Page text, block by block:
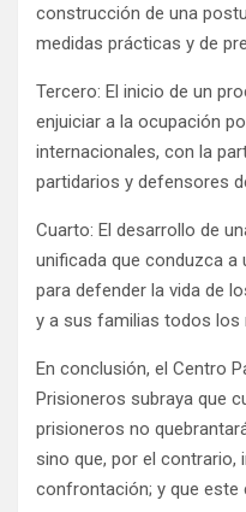
construcción de una
medidas prácticas y de
Tercero: El inicio de un
enjuiciar a la ocupación
internacionales, con la
partidarios y defensores
Cuarto: El desarrollo de
unificada que conduzca a
para defender la vida de
y a sus familias todos los
En conclusión, el Centro
Prisioneros subraya que
prisioneros no
sino que, por el contrario,
confrontación; y que este